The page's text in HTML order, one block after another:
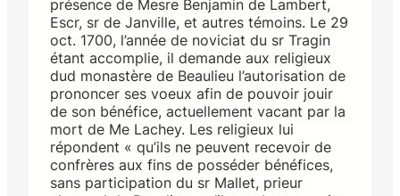
présence de Mesre Benjamin de Lambert,
Escr, sr de Janville, et autres témoins. Le 29
oct. 1700, l’année de noviciat du sr Tragin
étant accomplie, il demande aux religieux
dud monastère de Beaulieu l’autorisation de
prononcer ses voeux afin de pouvoir jouir
de son bénéfice, actuellement vacant par la
mort de Me Lachey. Les religieux lui
répondent « qu’ils ne peuvent recevoir de
confrères aux fins de posséder bénéfices,
sans participation du sr Mallet, prieur